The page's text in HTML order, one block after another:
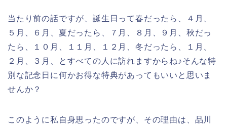
当たり前の話ですが、誕生日って春だったら、４月、
５月、６月、夏だったら、７月、８月、９月、秋だっ
たら、１０月、１１月、１２月、冬だったら、１月、
２月、３月、とすべての人に訪れますからね♪そんな特
別な記念日に何かお得な特典があってもいいと思いま
せんか？
このように私自身思ったのですが、その理由は、品川